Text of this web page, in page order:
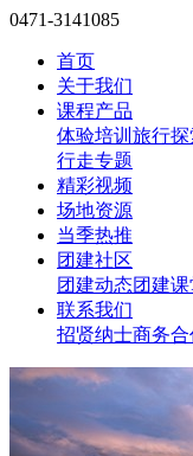
0471-3141085
首页
关于我们
课程产品
体验培训 旅行探
行走专题
精彩视频
场地资源
当季热推
团建社区
团建动态团建课
联系我们
招贤纳士商务合